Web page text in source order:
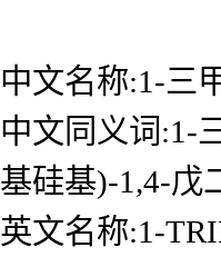
中文名称:1-三
中文同义词:1-
基硅基)-1,4-戊
英文名称:1-